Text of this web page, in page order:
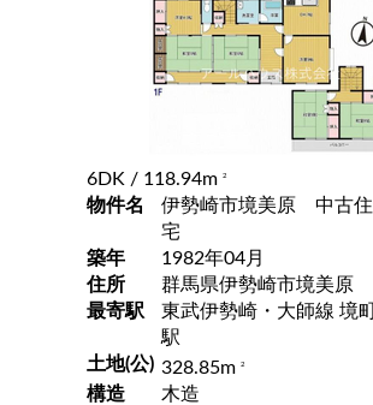
6DK / 118.94m 2
物件名
伊勢崎市境美原 中古住
宅
築年
1982年04月
住所
群馬県伊勢崎市境美原
最寄駅
東武伊勢崎・大師線 境町
駅
土地(公) 328.85m 2
構造 木造